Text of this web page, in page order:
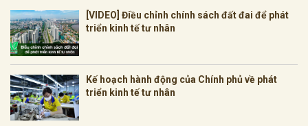
[VIDEO] Điều chỉnh chính sách đất đai để phát
triển kinh tế tư nhân
Kế hoạch hành động của Chính phủ về phát
triển kinh tế tư nhân